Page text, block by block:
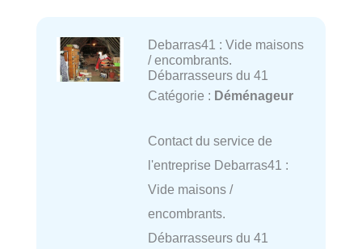
Debarras41 : Vide maisons
/ encombrants.
Débarrasseurs du 41
Catégorie : Déménageur
Contact du service de
l'entreprise Debarras41 :
Vide maisons /
encombrants.
Débarrasseurs du 41